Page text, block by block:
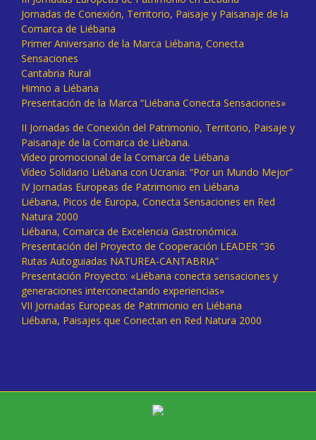
Jornadas de Conexión, Territorio, Paisaje y Paisanaje de la
Comarca de Liébana
Primer Aniversario de la Marca Liébana, Conecta
Sensaciones
Cantabria Rural
Himno a Liébana
Presentación de la Marca “Liébana Conecta Sensaciones»
II Jornadas de Conexión del Patrimonio, Territorio, Paisaje y
Paisanaje de la Comarca de Liébana.
Vídeo promocional de la Comarca de Liébana
Vídeo Solidario Liébana con Ucrania: “Por un Mundo Mejor”
IV Jornadas Europeas de Patrimonio en Liébana
Liébana, Picos de Europa, Conecta Sensaciones en Red
Natura 2000
Liébana, Comarca de Excelencia Gastronómica.
Presentación del Proyecto de Cooperación LEADER “36
Rutas Autoguiadas NATUREA-CANTABRIA”
Presentación Proyecto: «Liébana conecta sensaciones y
generaciones interconectando experiencias»
VII Jornadas Europeas de Patrimonio en Liébana
Liébana, Paisajes que Conectan en Red Natura 2000